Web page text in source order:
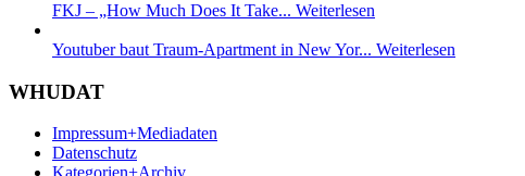
FKJ – „How Much Does It Take... Weiterlesen
Youtuber baut Traum-Apartment in New Yor... Weiterlesen
WHUDAT
Impressum+Mediadaten
Datenschutz